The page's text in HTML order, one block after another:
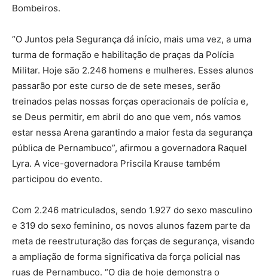
Bombeiros.
“O Juntos pela Segurança dá início, mais uma vez, a uma
turma de formação e habilitação de praças da Polícia
Militar. Hoje são 2.246 homens e mulheres. Esses alunos
passarão por este curso de de sete meses, serão
treinados pelas nossas forças operacionais de polícia e,
se Deus permitir, em abril do ano que vem, nós vamos
estar nessa Arena garantindo a maior festa da segurança
pública de Pernambuco”, afirmou a governadora Raquel
Lyra. A vice-governadora Priscila Krause também
participou do evento.
Com 2.246 matriculados, sendo 1.927 do sexo masculino
e 319 do sexo feminino, os novos alunos fazem parte da
meta de reestruturação das forças de segurança, visando
a ampliação de forma significativa da força policial nas
ruas de Pernambuco. “O dia de hoje demonstra o